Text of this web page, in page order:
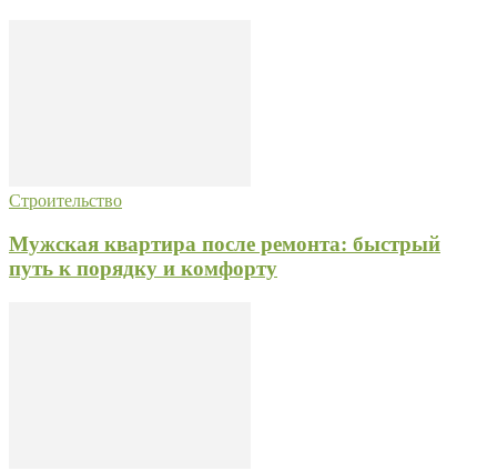
Строительство
Мужская квартира после ремонта: быстрый
путь к порядку и комфорту